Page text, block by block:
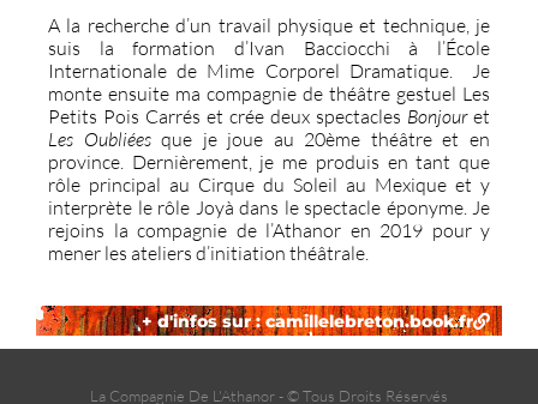
A la recherche d’un travail physique et technique, je
suis la formation d’Ivan Bacciocchi à l’École
Internationale de Mime Corporel Dramatique. Je
monte ensuite ma compagnie de théâtre gestuel Les
Petits Pois Carrés et crée deux spectacles Bonjouret
Les Oubliéesque je joue au 20ème théâtre et en
province. Dernièrement, je me produis en tant que
rôle principal au Cirque du Soleil au Mexique et y
interprète le rôle Joyà dans le spectacle éponyme. Je
rejoins la compagnie de l’Athanor en 2019 pour y
mener les ateliers d’initiation théâtrale.
+ d'infos sur : camillelebreton.book.fr
La Compagnie De L'Athanor - © Tous Droits Réservés